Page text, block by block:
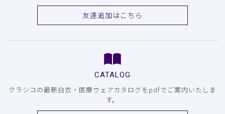
友達追加はこちら
CATALOG
クラシコの最新白衣・医療ウェアカタログをpdfでご案内いたしま
す。